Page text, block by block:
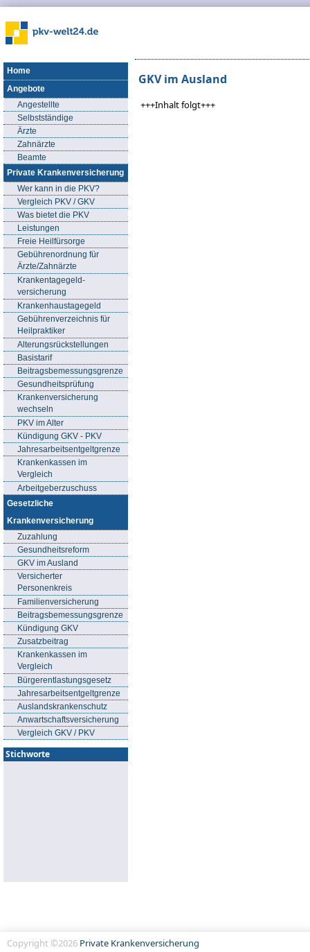
Home
Angebote
Angestellte
Selbstständige
Ärzte
Zahnärzte
Beamte
Private Krankenversicherung
Wer kann in die PKV?
Vergleich PKV / GKV
Was bietet die PKV
Leistungen
Freie Heilfürsorge
Gebührenordnung für
Ärzte/Zahnärzte
Krankentagegeld-
versicherung
Krankenhaustagegeld
Gebührenverzeichnis für
Heilpraktiker
Alterungsrückstellungen
Basistarif
Beitragsbemessungsgrenze
Gesundheitsprüfung
Krankenversicherung
wechseln
PKV im Alter
Kündigung GKV - PKV
Jahresarbeitsentgeltgrenze
Krankenkassen im
Vergleich
Arbeitgeberzuschuss
Gesetzliche
Krankenversicherung
Zuzahlung
Gesundheitsreform
GKV im Ausland
Versicherter
Personenkreis
Familienversicherung
Beitragsbemessungsgrenze
Kündigung GKV
Zusatzbeitrag
Krankenkassen im
Vergleich
Bürgerentlastungsgesetz
Jahresarbeitsentgeltgrenze
Auslandskrankenschutz
Anwartschaftsversicherung
Vergleich GKV / PKV
Stichworte
GKV im Ausland
+++Inhalt folgt+++
Copyright ©2026 Private Krankenversicherung